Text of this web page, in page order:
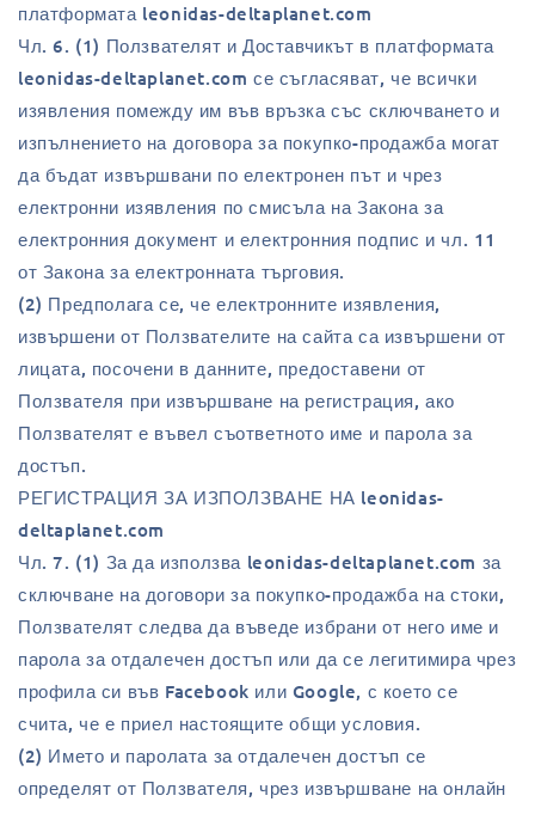
платформата leonidas-deltaplanet.com
Чл. 6. (1) Ползвателят и Доставчикът в платформата
leonidas-deltaplanet.com се съгласяват, че всички
изявления помежду им във връзка със сключването и
изпълнението на договора за покупко-продажба могат
да бъдат извършвани по електронен път и чрез
електронни изявления по смисъла на Закона за
електронния документ и електронния подпис и чл. 11
от Закона за електронната търговия.
(2) Предполага се, че електронните изявления,
извършени от Ползвателите на сайта са извършени от
лицата, посочени в данните, предоставени от
Ползвателя при извършване на регистрация, ако
Ползвателят е въвел съответното име и парола за
достъп.
РЕГИСТРАЦИЯ ЗА ИЗПОЛЗВАНЕ НА leonidas-
deltaplanet.com
Чл. 7. (1) За да използва leonidas-deltaplanet.com за
сключване на договори за покупко-продажба на стоки,
Ползвателят следва да въведе избрани от него име и
парола за отдалечен достъп или да се легитимира чрез
профила си във Facebook или Google, с което се
счита, че е приел настоящите общи условия.
(2) Името и паролата за отдалечен достъп се
определят от Ползвателя, чрез извършване на онлайн